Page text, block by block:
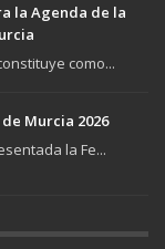
la Agenda de la
como...
Murcia 2026
la Fe...